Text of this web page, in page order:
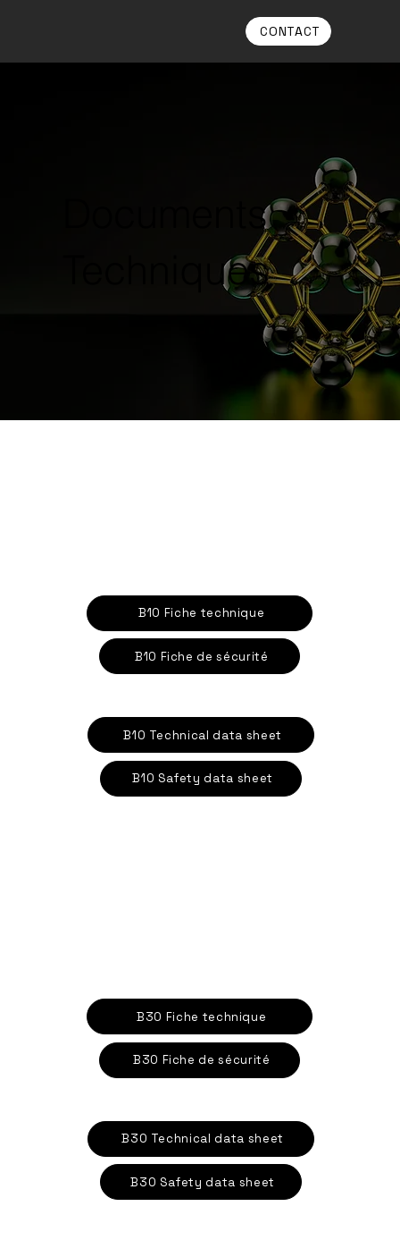
CONTACT
Documents
Techniques
B10 Fiche technique
B10 Fiche de sécurité
B10 Technical data sheet
B10 Safety data sheet
B30 Fiche technique
B30 Fiche de sécurité
B30 Technical data sheet
B30 Safety data sheet